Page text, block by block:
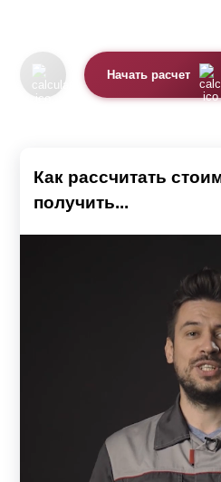
Начать расчет
Как рассчитать
получить...